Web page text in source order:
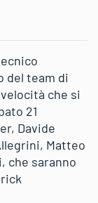
del team di
che si
21
Davide
Matteo
che saranno